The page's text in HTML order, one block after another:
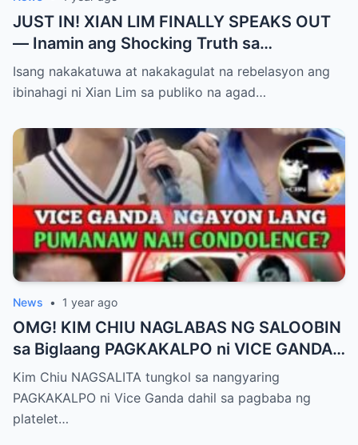
JUST IN! XIAN LIM FINALLY SPEAKS OUT
— Inamin ang Shocking Truth sa
Pagbubuntis ni Louise Delos Reyes!
Matagal na Itinagong Lihim, Isiniwalat na sa
Rebelasyong Di Inaasahan!
Isang nakakatuwa at nakakagulat na rebelasyon ang
ibinahagi ni Xian Lim sa publiko na agad…
News • 1 year ago
OMG! KIM CHIU NAGLABAS NG SALOOBIN
sa Biglaang PAGKAKALPO ni VICE GANDA
sa “It’s Showtime” — Pagbaba ng Platelet
Count, NAGDULOT ng Matinding Alarma!
Fans Naluha sa Pag-aalala sa Kalagayan ni
Kim Chiu NAGSALITA tungkol sa nangyaring
PAGKAKALPO ni Vice Ganda dahil sa pagbaba ng
platelet…